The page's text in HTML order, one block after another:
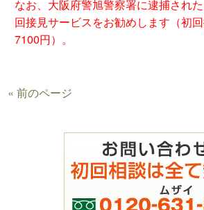
なお、大阪府警旭警察署に逮捕され
回接見サービスをお勧めします（初
7100円）。
« 前のページ